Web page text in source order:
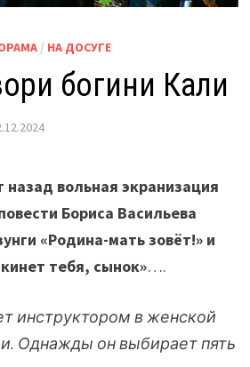
/ НА ДОСУГЕ
богини Кали
вольная экранизация
Бориса Васильева
«Родина-мать зовёт!» и
тебя, сынок»….
инструктором в женской
Однажды он выбирает пять